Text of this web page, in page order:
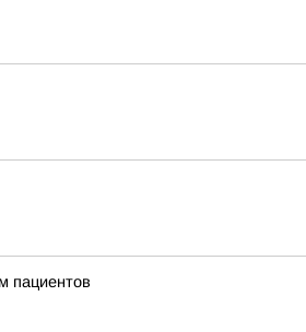
пациентов